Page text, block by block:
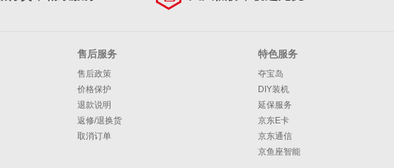
售后服务
售后政策
价格保护
退款说明
返修/退换货
取消订单
特色服务
夺宝岛
DIY装机
延保服务
京东E卡
京东通信
京鱼座智能